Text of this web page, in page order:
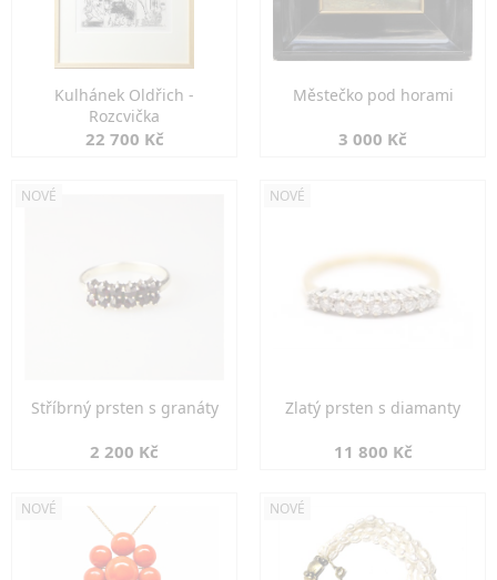
Kulhánek Oldřich -
Rozcvička
22 700 Kč
Městečko pod horami
3 000 Kč
NOVÉ
Stříbrný prsten s granáty
2 200 Kč
NOVÉ
Zlatý prsten s diamanty
11 800 Kč
NOVÉ NOVÉ